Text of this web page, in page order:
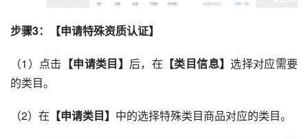
步骤3：【申请特殊资质认证】
（1）点击 【申请类目】 后，在 【类目信息】 选择对应需要
的类目。
（2）在 【申请类目】 中的选择特殊类目商品对应的类目。